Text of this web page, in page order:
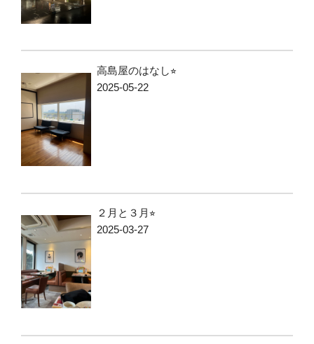
高島屋のはなし⭐︎
2025-05-22
２月と３月⭐︎
2025-03-27